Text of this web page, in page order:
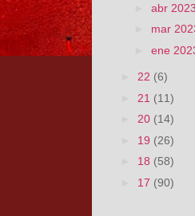
abr 2023
mar
ene
22 (6)
21 (11)
20 (14)
19 (26)
18 (58)
17 (90)